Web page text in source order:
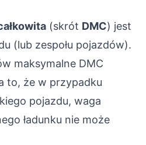
(skrót DMC) jest
(lub zespołu pojazdów).
maksymalne DMC
to, że w przypadku
pojazdu, waga
ładunku nie może